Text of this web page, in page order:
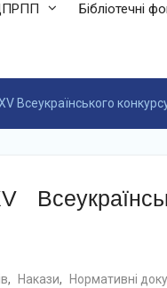
Бібліотечні
Всеукраїнського
, Накази, Нормативні